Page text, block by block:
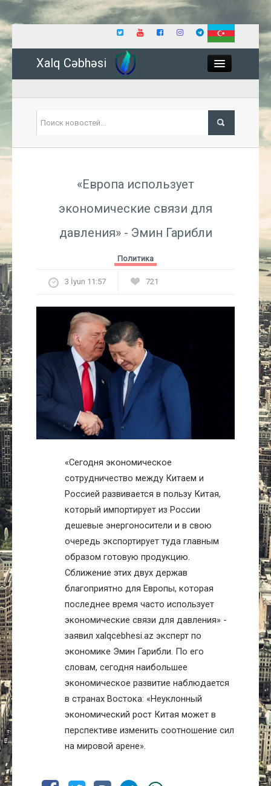
Xalq Cəbhəsi
Экономика
Проект
Литература
Актуально
«Европа использует
экономические связи для
давления» - Эмин Гарибли
Политика
3 İyun 11:57 721
«Сегодня экономическое
сотрудничество между Китаем и
Россией развивается в пользу Китая,
который импортирует из России
дешевые энергоносители и в свою
очередь экспортирует туда главным
образом готовую продукцию.
Сближение этих двух держав
благоприятно для Европы, которая
последнее время часто использует
экономические связи для давления» -
заявил xalqcebhesi.az эксперт по
экономике Эмин Гарибли. По его
словам, сегодня наибольшее
экономическое развитие наблюдается
в странах Востока: «Неуклонный
экономический рост Китая может в
перспективе изменить соотношение сил
на мировой арене».